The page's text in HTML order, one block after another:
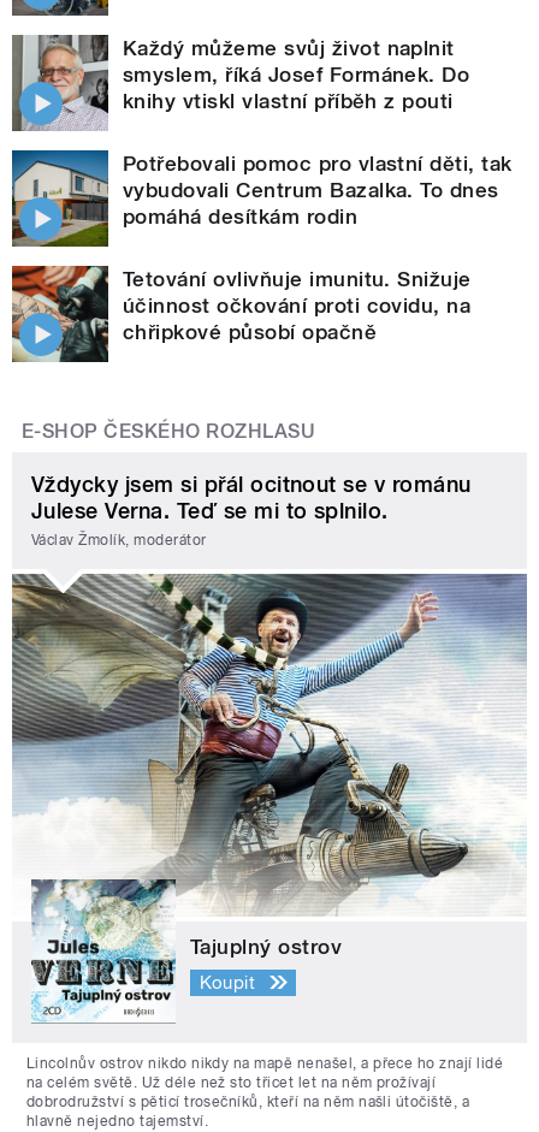
Každý můžeme svůj život naplnit
smyslem, říká Josef Formánek. Do
knihy vtiskl vlastní příběh z pouti
Potřebovali pomoc pro vlastní děti, tak
vybudovali Centrum Bazalka. To dnes
pomáhá desítkám rodin
Tetování ovlivňuje imunitu. Snižuje
účinnost očkování proti covidu, na
chřipkové působí opačně
E-SHOP ČESKÉHO ROZHLASU
Vždycky jsem si přál ocitnout se v románu
Julese Verna. Teď se mi to splnilo.
Václav Žmolík, moderátor
Tajuplný ostrov
Koupit
Lincolnův ostrov nikdo nikdy na mapě nenašel, a přece ho znají lidé
na celém světě. Už déle než sto třicet let na něm prožívají
dobrodružství s pěticí trosečníků, kteří na něm našli útočiště, a
hlavně nejedno tajemství.